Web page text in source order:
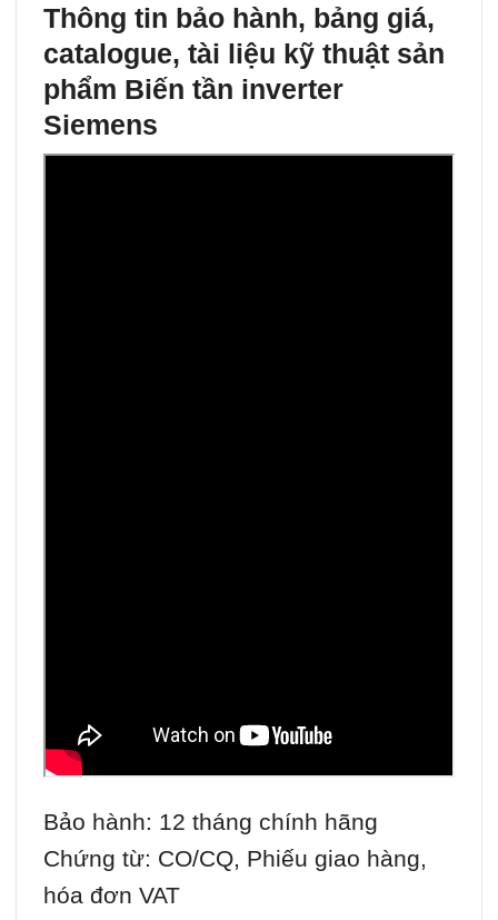
Thông tin bảo hành, bảng giá,
catalogue, tài liệu kỹ thuật sản
phẩm Biến tần inverter
Siemens
Bảo hành: 12 tháng chính hãng
Chứng từ: CO/CQ, Phiếu giao hàng,
hóa đơn VAT